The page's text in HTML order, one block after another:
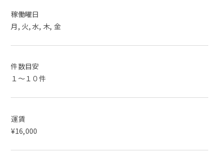
稼働曜日
月, 火, 水, 木, 金
件数目安
１～１０件
運賃
¥16,000